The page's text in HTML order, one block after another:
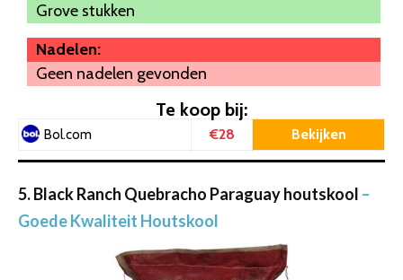
Grove stukken
Nadelen:
Geen nadelen gevonden
Te koop bij:
Bol.com €28 Bekijken
5. Black Ranch Quebracho Paraguay houtskool –
Goede Kwaliteit Houtskool